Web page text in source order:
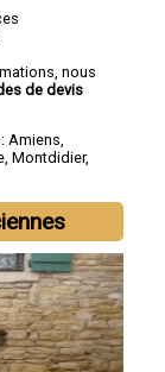
nous
de devis
Amiens,
, Montdidier,